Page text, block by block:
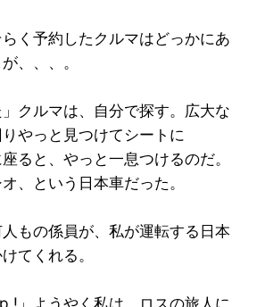
く予約したクルマはどっかにあ
、、、。
クルマは、自分で探す。広大な
やっと見つけてシートに
ると、やっと一息つけるのだ。
、という日本車だった。
もの係員が、私が運転する日本
てくれる。
!」ようやく私は、ロスの旅人に